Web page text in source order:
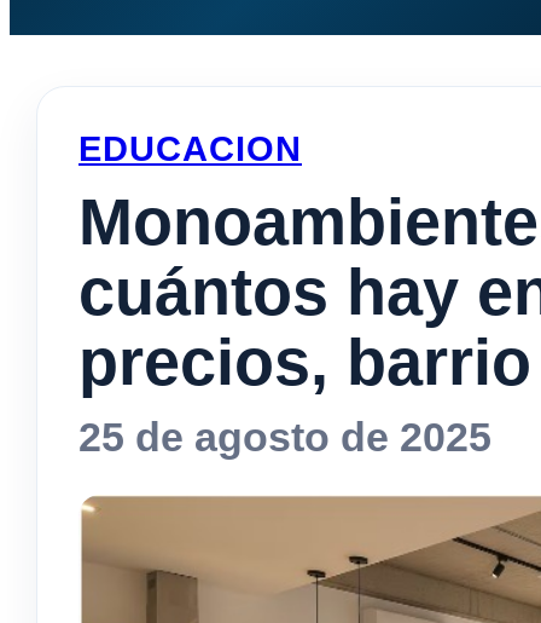
EDUCACION
cuántos hay
precios,
25 de agosto de 2025